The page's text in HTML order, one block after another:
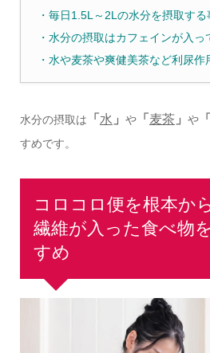
・毎日1.5L～2Lの水分を摂取する
・水分の摂取はカフェインが入っ
・水や麦茶や爽健美茶など利尿
水分の摂取は 「 水 」 や「 麦茶」 や「
すめです。
コロコロ便を根本か
繊維が入った食べ物
すめ